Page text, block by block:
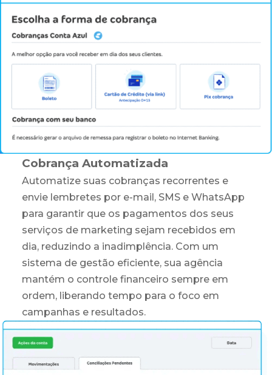
Cobrança Automatizada
Automatize suas cobranças recorrentes e
envie lembretes por e-mail, SMS e WhatsApp
para garantir que os pagamentos dos seus
serviços de marketing sejam recebidos em
dia, reduzindo a inadimplência. Com um
sistema de gestão eficiente, sua agência
mantém o controle financeiro sempre em
ordem, liberando tempo para o foco em
campanhas e resultados.